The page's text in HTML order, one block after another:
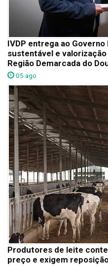
IVDP entrega ao
sustentável e
Região Demarcada do
05 ago
Produtores de leite
preço e exigem